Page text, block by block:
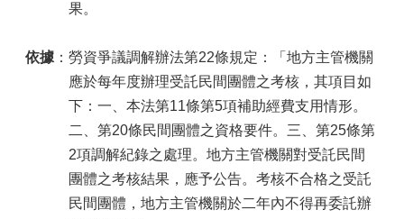
果。
依據 ：勞資爭議調解辦法第22條規定：「地方主管機關
應於每年度辦理受託民間團體之考核，其項目如
下：一、本法第11條第5項補助經費支用情形。
二、第20條民間團體之資格要件。三、第25條第
2項調解紀錄之處理。地方主管機關對受託民間
團體之考核結果，應予公告。考核不合格之受託
民間團體，地方主管機關於二年內不得再委託辦